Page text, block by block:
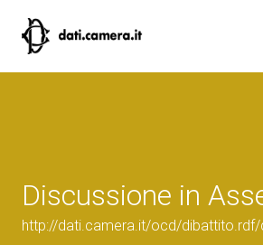
Discussione in
http://dati.camera.it/ocd/dibattito.rdf/